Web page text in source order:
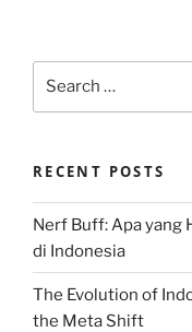
RECENT POSTS
Nerf Buff: Apa yang
di Indonesia
The Evolution of
the Meta Shift